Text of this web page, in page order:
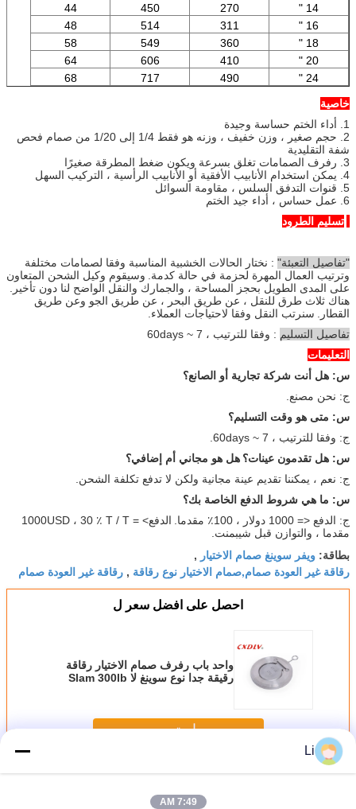
14 "
270
450
44
16 "
311
514
48
18 "
360
549
58
20 "
410
606
64
24 "
490
717
68
خاصية
1. أداء الختم حساسة وجيدة
2. حجم صغير ، وزن خفيف ، وزنه هو فقط 1/4 إلى 1/20 من صمام فحص
شفة التقليدية
3. رفرف الصمامات تغلق بسرعة ويكون ضغط المطرقة صغيرًا
4. يمكن استخدام الأنابيب الأفقية أو الأنابيب الرأسية ، التركيب السهل
5. قنوات التدفق السلس ، مقاومة السوائل
6. عمل حساس ، أداء جيد الختم
تسليم الطرود
"تفاصيل التعبئة" : نختار الحالات الخشبية المناسبة وفقا لصمامات مختلفة
وترتيب العمال المهرة لحزمة في حالة كدمة. وسيقوم وكيل الشحن المتعاون
على المدى الطويل بحجز المساحة ، والجمارك والنقل الواضح لنا دون تأخير.
هناك ثلاث طرق للنقل ، عن طريق البحر ، عن طريق الجو وعن طريق
القطار.
سنرتب النقل وفقا لاحتياجات العملاء.
تفاصيل التسليم : وفقا للترتيب ، 7 ~ 60days
التعليمات
س: هل أنت شركة تجارية أو الصانع؟
ج: نحن مصنع.
س: متى هو وقت التسليم؟
ج: وفقا للترتيب ، 7 ~ 60days.
س: هل تقدمون عينات؟ هل هو مجاني أم إضافي؟
ج: نعم ، يمكننا تقديم عينة مجانية ولكن لا تدفع تكلفة الشحن.
س: ما هي شروط الدفع الخاصة بك؟
ج: الدفع <= 1000 دولار ، 100٪ مقدما.
الدفع> = 1000USD ، 30 ٪ T / T
مقدما ، والتوازن قبل شيبمنت.
بطاقة: ويفر سوينغ صمام الاختيار ,
رقاقة غير العودة صمام,صمام الاختيار نوع رقاقة , رقاقة غير العودة صمام
احصل على افضل سعر ل
واحد باب رفرف صمام الاختيار رقاقة
رقيقة جدا نوع سوينغ لا Slam 300lb
استمر
أكثررقاقة فحص الصمام
Li
7:49 AM